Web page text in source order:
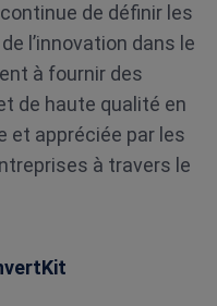
de définir les
l’innovation dans le
à fournir des
de haute qualité en
et appréciée par les
à travers le